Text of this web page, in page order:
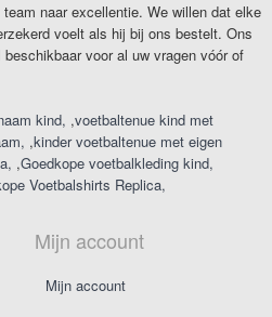
naar excellentie. We willen dat elke
voelt als hij bij ons bestelt. Ons
voor al uw vragen vóór of
kind ,voetbaltenue kind met
,kinder voetbaltenue met eigen
,Goedkope voetbalkleding kind
Voetbalshirts Replica
Mijn account
Mijn account